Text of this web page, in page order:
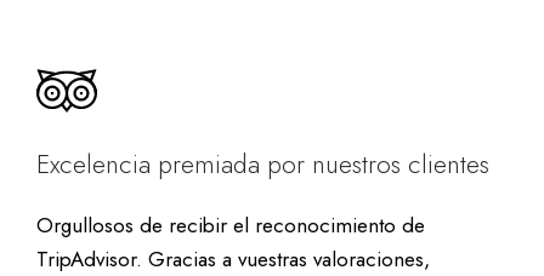
Excelencia premiada por nuestros clientes
Orgullosos de recibir el reconocimiento de
TripAdvisor. Gracias a vuestras valoraciones,